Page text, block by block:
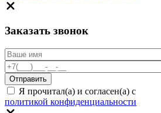
Заказать звонок
Я прочитал(а) и согласен(а) с
политикой конфиденциальности